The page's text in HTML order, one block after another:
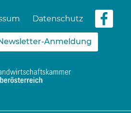
Datenschutz
Anmeldung